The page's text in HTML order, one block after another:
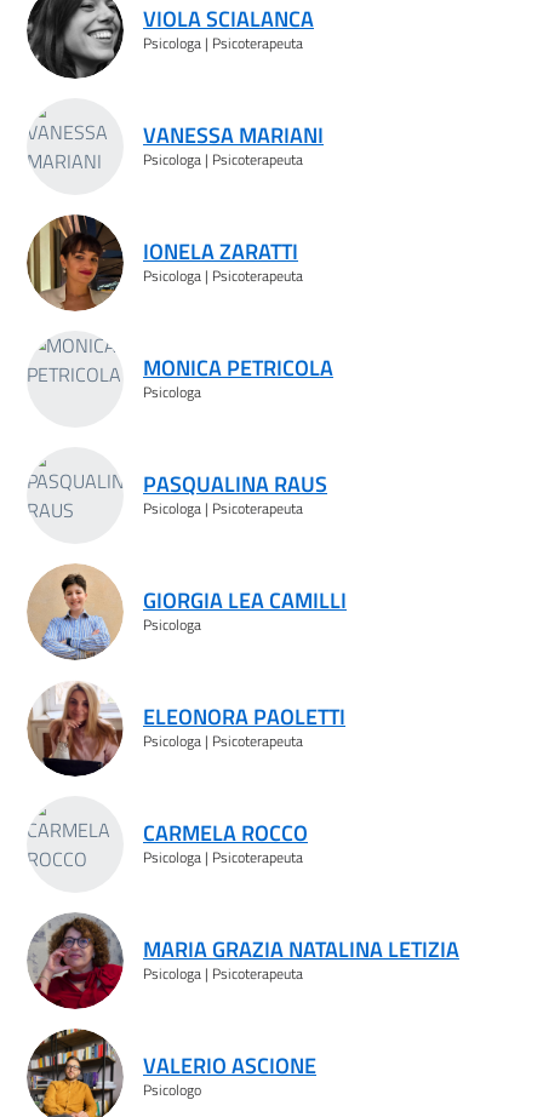
VIOLA SCIALANCA
Psicologa | Psicoterapeuta
VANESSA MARIANI
Psicologa | Psicoterapeuta
IONELA ZARATTI
Psicologa | Psicoterapeuta
MONICA PETRICOLA
Psicologa
PASQUALINA RAUS
Psicologa | Psicoterapeuta
GIORGIA LEA CAMILLI
Psicologa
ELEONORA PAOLETTI
Psicologa | Psicoterapeuta
CARMELA ROCCO
Psicologa | Psicoterapeuta
MARIA GRAZIA NATALINA LETIZIA
Psicologa | Psicoterapeuta
VALERIO ASCIONE
Psicologo